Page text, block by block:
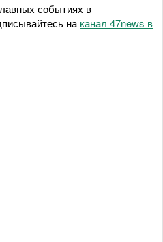
событиях в
на канал 47news в